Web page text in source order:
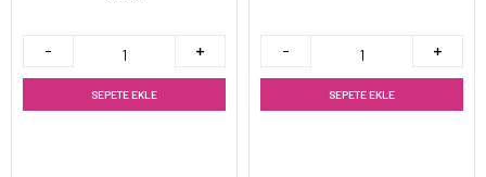
SEPETE EKLE SEPETE EKLE